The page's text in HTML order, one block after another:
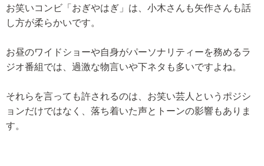
お笑いコンビ「おぎやはぎ」は、小木さんも矢作さんも話
し方が柔らかいです。
お昼のワイドショーや自身がパーソナリティーを務めるラ
ジオ番組では、過激な物言いや下ネタも多いですよね。
それらを言っても許されるのは、お笑い芸人というポジシ
ョンだけではなく、落ち着いた声とトーンの影響もありま
す。